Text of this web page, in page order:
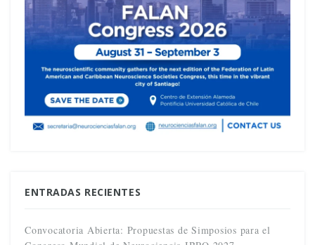
ENTRADAS RECIENTES
Convocatoria Abierta: Propuestas de Simposios para el